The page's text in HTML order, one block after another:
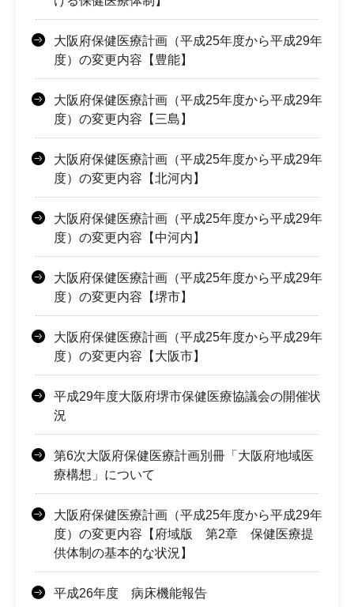
大阪府保健医療計画（平成25年度から平成29年
度）の変更内容【豊能】
大阪府保健医療計画（平成25年度から平成29年
度）の変更内容【三島】
大阪府保健医療計画（平成25年度から平成29年
度）の変更内容【北河内】
大阪府保健医療計画（平成25年度から平成29年
度）の変更内容【中河内】
大阪府保健医療計画（平成25年度から平成29年
度）の変更内容【堺市】
大阪府保健医療計画（平成25年度から平成29年
度）の変更内容【大阪市】
平成29年度大阪府堺市保健医療協議会の開催状
況
第6次大阪府保健医療計画別冊「大阪府地域医
療構想」について
大阪府保健医療計画（平成25年度から平成29年
度）の変更内容【府域版 第2章 保健医療提
供体制の基本的な状況】
平成26年度 病床機能報告